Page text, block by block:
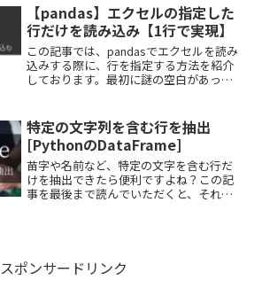
【pandas】エクセルの指定した
行だけを読み込み【1行で実現】
この記事では、pandasでエクセルを読み
込みする際に、行を指定する方法を紹介
しております。最初に謎の空白があった
しておりますので、ぜひ最後まで読んで
いってください。
特定の文字列を含む行を抽出
[PythonのDataFrame]
苗字や名前など、特定の文字を含む行だ
けを抽出できたら便利ですよね？この記
事を最後まで読んでいただくと、それが
スポンサードリンク